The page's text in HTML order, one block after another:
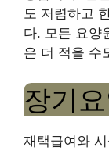
도 저렴하고
다. 모든 요양
은 더 적을 수
장기
재택급여와